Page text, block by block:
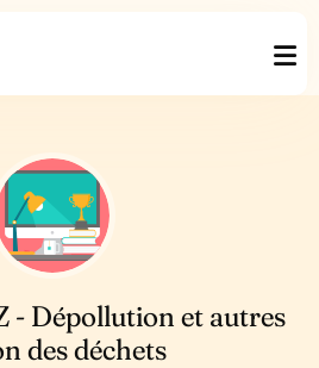
- Dépollution et autres
des déchets